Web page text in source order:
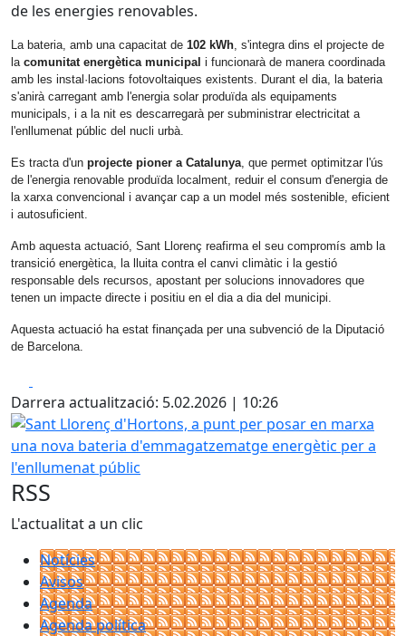
de les energies renovables.
La bateria, amb una capacitat de 102 kWh, s'integra dins el projecte de
la comunitat energètica municipal i funcionarà de manera coordinada
amb les instal·lacions fotovoltaiques existents. Durant el dia, la bateria
s'anirà carregant amb l'energia solar produïda als equipaments
municipals, i a la nit es descarregarà per subministrar electricitat a
l'enllumenat públic del nucli urbà.
Es tracta d'un projecte pioner a Catalunya, que permet optimitzar l'ús
de l'energia renovable produïda localment, reduir el consum d'energia de
la xarxa convencional i avançar cap a un model més sostenible, eficient
i autosuficient.
Amb aquesta actuació, Sant Llorenç reafirma el seu compromís amb la
transició energètica, la lluita contra el canvi climàtic i la gestió
responsable dels recursos, apostant per solucions innovadores que
tenen un impacte directe i positiu en el dia a dia del municipi.
Aquesta actuació ha estat finançada per una subvenció de la Diputació
de Barcelona.
Darrera actualització: 5.02.2026 | 10:26
Sant Llorenç d'Hortons, a punt per posar en marxa una
RSS
L'actualitat a un clic
Notícies
Avisos
Agenda
Agenda política